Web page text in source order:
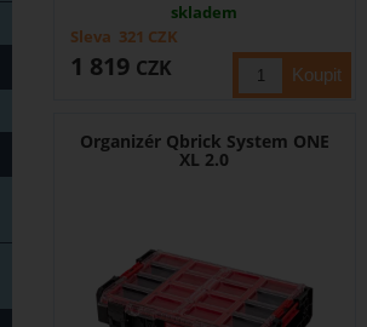
skladem
1 819 CZK
Sleva 321 CZK
Organizér Qbrick System ONE
XL 2.0